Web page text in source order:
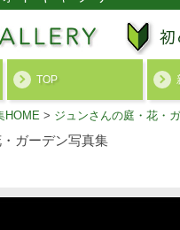
TOP
HOME > ジュンさんの庭・花・
ガーデン写真集